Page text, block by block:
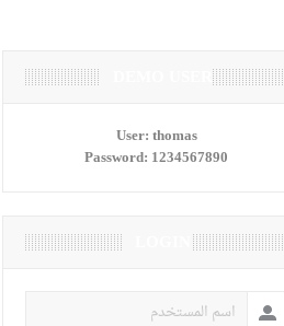
User:thomas
Password: 1234567890